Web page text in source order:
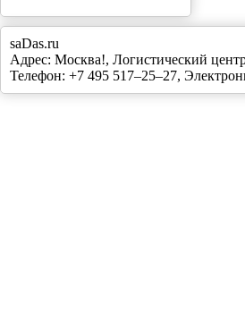
saDas.ru
Адрес: Москва!, Логистический
Телефон: +7 495 517–25–27,